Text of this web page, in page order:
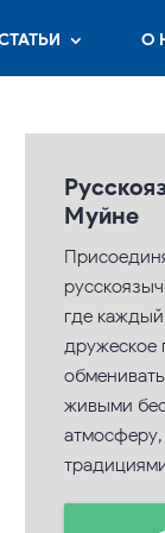
О
Муйне
где
дружеское
живыми